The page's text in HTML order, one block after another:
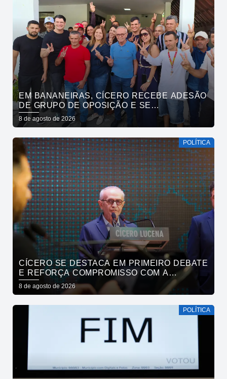
EM BANANEIRAS, CÍCERO RECEBE ADESÃO
DE GRUPO DE OPOSIÇÃO E SE
COMPROMETE COM ESGOTAMENTO
SANITÁRIO
8 de agosto de 2026
POLÍTICA
CÍCERO SE DESTACA EM PRIMEIRO DEBATE
E REFORÇA COMPROMISSO COM A
SEGURANÇA HÍDRICA DO ESTADO
8 de agosto de 2026
POLÍTICA